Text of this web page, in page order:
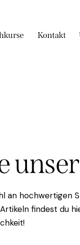
Kontakt
an
findest du